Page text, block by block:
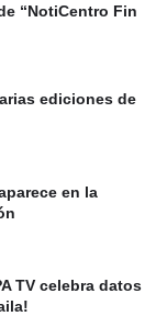
“NotiCentro Fin
ediciones de
en la
TV celebra datos